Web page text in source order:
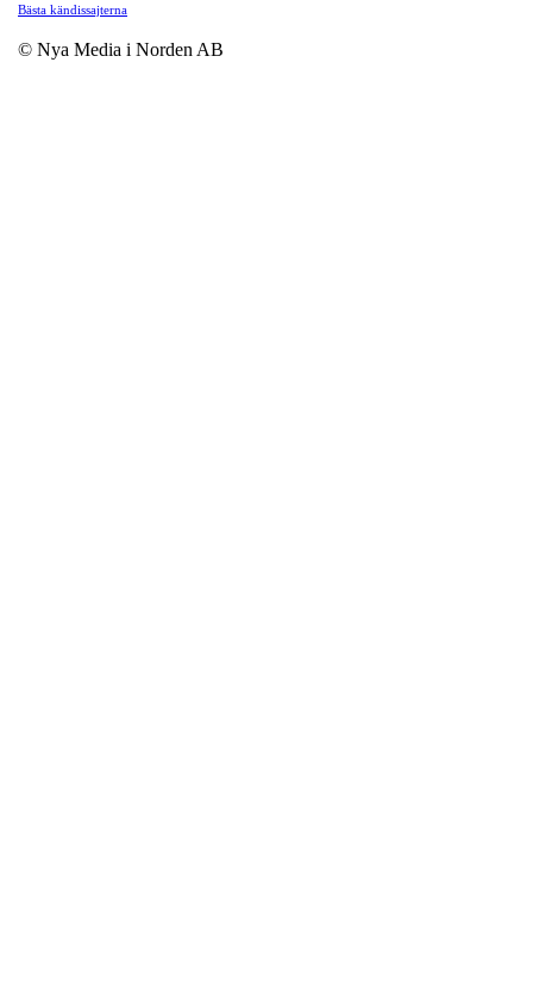
Bästa kändissajterna
© Nya Media i Norden AB